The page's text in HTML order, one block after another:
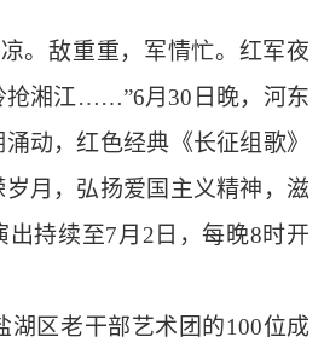
。敌重重，军情忙。红军夜
抢湘江……”6月30日晚，河东
动，红色经典《长征组歌》
月，弘扬爱国主义精神，滋
出持续至7月2日，每晚8时开
湖区老干部艺术团的100位成